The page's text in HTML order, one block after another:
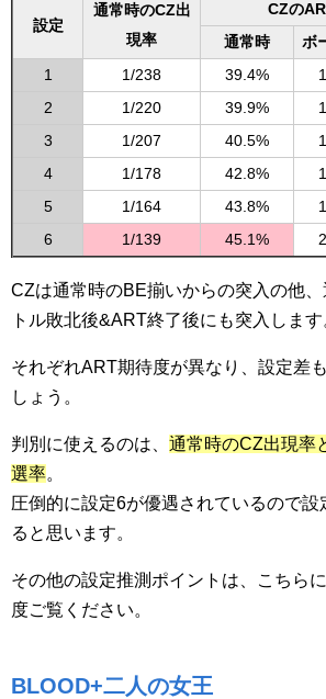
設定
通常時のCZ出
現率
CZの
通常時
ボ
1
1/238 39.4%
2
1/220 39.9%
3
1/207 40.5%
4
1/178 42.8%
5
1/164 43.8%
6
1/139 45.1%
CZは通常時のBE揃いからの突入の他
トル敗北後&ART終了後にも突入します
それぞれART期待度が異なり、設定差
しょう。
判別に使えるのは、 通常時のCZ出現率
選率。
圧倒的に設定6が優遇されているので
ると思います。
その他の設定推測ポイントは、こちら
度ご覧ください。
BLOOD+二人の女王